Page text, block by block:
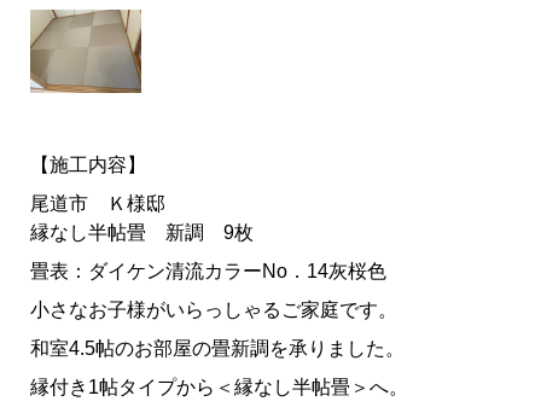
【施工内容】
尾道市 Ｋ様邸
縁なし半帖畳 新調 9枚
畳表：ダイケン清流カラーNo．14灰桜色
小さなお子様がいらっしゃるご家庭です。
和室4.5帖のお部屋の畳新調を承りました。
縁付き1帖タイプから＜縁なし半帖畳＞へ。